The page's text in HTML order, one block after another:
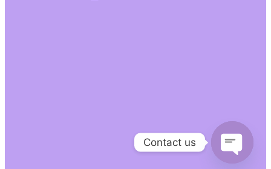
Contact us